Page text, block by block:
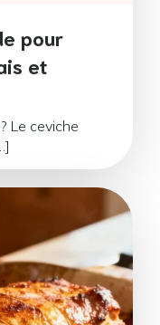
pour
et
Le ceviche